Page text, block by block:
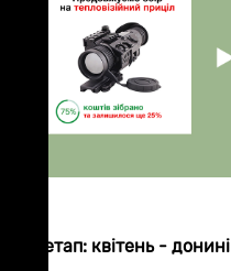
2-й етап: квітень - донині